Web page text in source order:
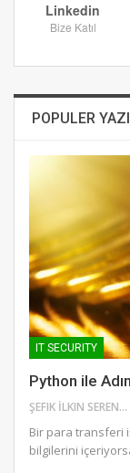
Linkedin
Bize Katıl
POPULER
IT SECURITY
Python ile
ŞEFIK İLKIN SERENGIL
Bir para transferi
bilgilerini